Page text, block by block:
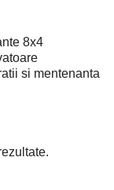
8x4
si mentenanta